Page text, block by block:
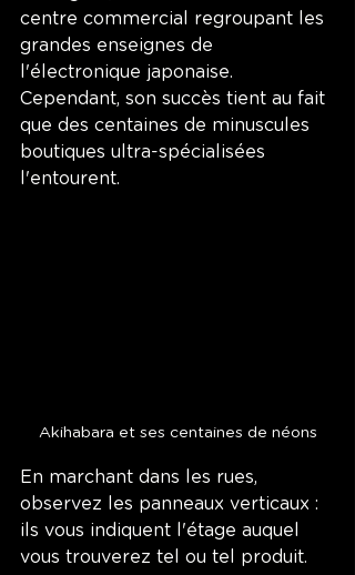
centre commercial regroupant les
grandes enseignes de
l'électronique japonaise.
Cependant, son succès tient au fait
que des centaines de minuscules
boutiques ultra-spécialisées
l'entourent.
Akihabara et ses centaines de néons
En marchant dans les rues,
observez les panneaux verticaux :
ils vous indiquent l'étage auquel
vous trouverez tel ou tel produit.